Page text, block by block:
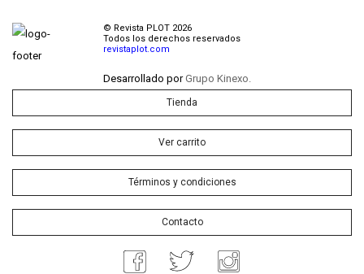
© Revista PLOT 2026
Todos los derechos reservados
revistaplot.com
Desarrollado porGrupo Kinexo.
Tienda
Ver carrito
Términos y condiciones
Contacto